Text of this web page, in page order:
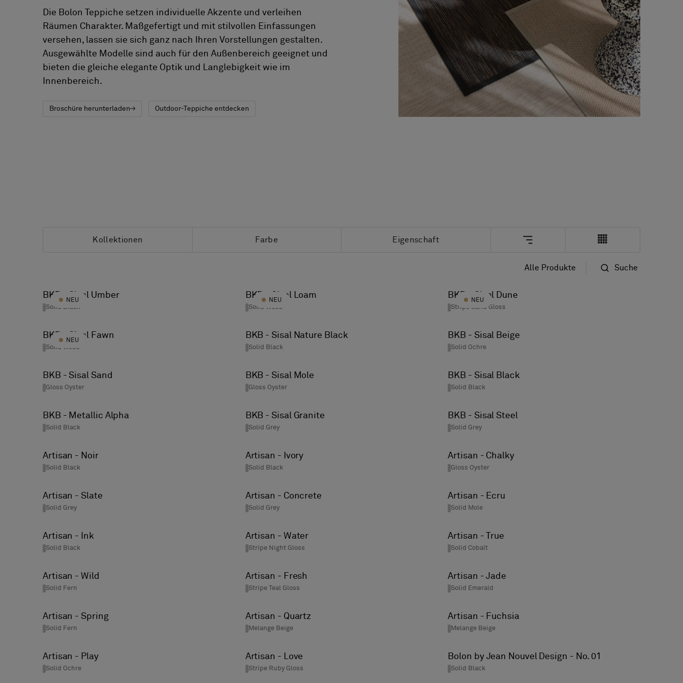
Designerkollaborationen
Über uns
Pattern Tile Tool
Die Bolon Teppiche setzen individuelle Akzente und verleihen
Räumen Charakter. Maßgefertigt und mit stilvollen Einfassungen
versehen, lassen sie sich ganz nach Ihren Vorstellungen gestalten.
Ausgewählte Modelle sind auch für den Außenbereich geeignet und
bieten die gleiche elegante Optik und Langlebigkeit wie im
Innenbereich.
Broschüre herunterladen Outdoor-Teppiche entdecken
Kollektionen
Bolon by Patricia Urquiola
Elements
Truly
Farbe
Schwarz
Braun
Gris
Mehrfarbig
Rosa
Rot
Gelb
Eigenschaft
Alle Produkte Suche
BKB - Sisal Umber
Solid Black
NEU
BKB - Sisal Loam
Solid Wood
NEU
BKB - Sisal Dune
Stripe Sand Gloss
NEU
BKB - Sisal Fawn
Solid Wood
NEU
BKB - Sisal Nature Black
Solid Black
BKB - Sisal Beige
Solid Ochre
BKB - Sisal Sand
Gloss Oyster
BKB - Sisal Mole
Gloss Oyster
BKB - Sisal Black
Solid Black
BKB - Metallic Alpha
Solid Black
BKB - Sisal Granite
Solid Grey
BKB - Sisal Steel
Solid Grey
Artisan - Noir
Solid Black
Artisan - Ivory
Solid Black
Artisan - Chalky
Gloss Oyster
Artisan - Slate
Solid Grey
Artisan - Concrete
Solid Grey
Artisan - Ecru
Solid Mole
Artisan - Ink
Solid Black
Artisan - Water
Stripe Night Gloss
Artisan - True
Solid Cobalt
Artisan - Wild
Solid Fern
Artisan - Fresh
Stripe Teal Gloss
Artisan - Jade
Solid Emerald
Artisan - Spring
Solid Fern
Artisan - Quartz
Melange Beige
Artisan - Fuchsia
Melange Beige
Artisan - Play
Solid Ochre
Artisan - Love
Stripe Ruby Gloss
Bolon by Jean Nouvel Design - No. 01
Solid Black